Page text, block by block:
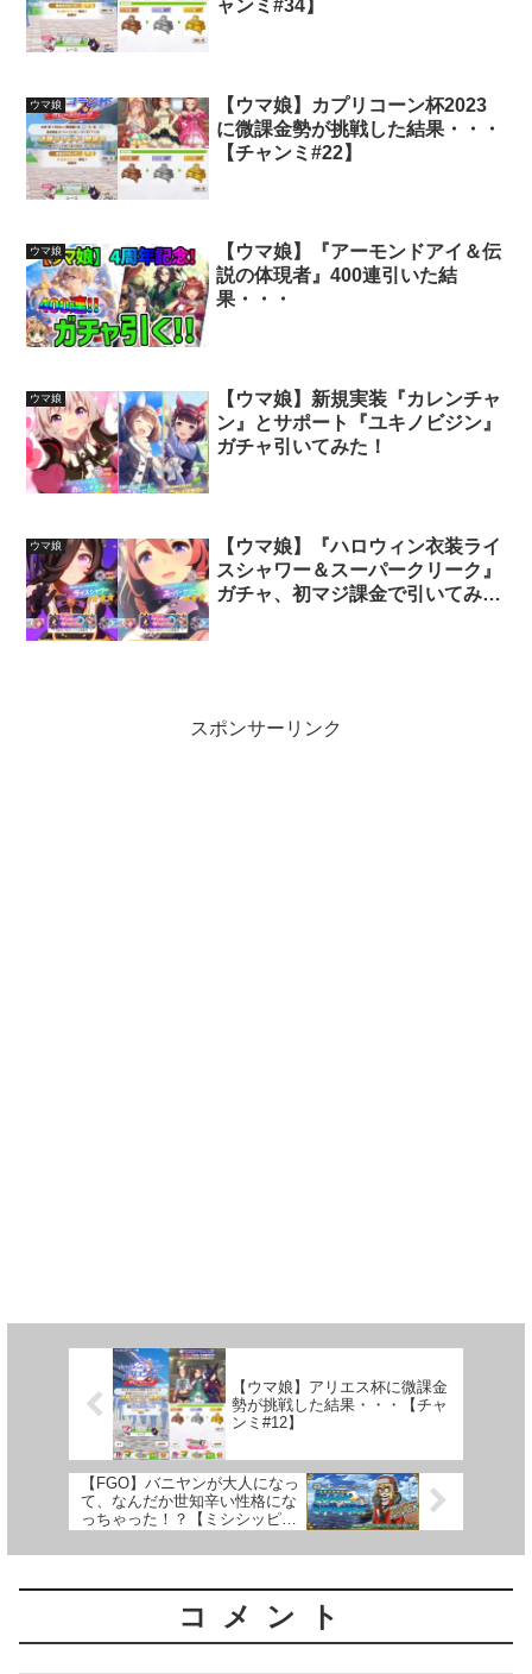
ャンミ#34】
ウマ娘
【ウマ娘】カプリコーン杯2023
に微課金勢が挑戦した結果・・・
【チャンミ#22】
ウマ娘
【ウマ娘】『アーモンドアイ＆伝
説の体現者』400連引いた結
果・・・
ウマ娘
【ウマ娘】新規実装『カレンチャ
ン』とサポート『ユキノビジン』
ガチャ引いてみた！
ウマ娘
【ウマ娘】『ハロウィン衣装ライ
スシャワー＆スーパークリーク』
ガチャ、初マジ課金で引いてみ
スポンサーリンク
【ウマ娘】アリエス杯に微課金
勢が挑戦した結果・・・【チャ
ンミ#12】
【FGO】バニヤンが大人になっ
て、なんだか世知辛い性格にな
っちゃった！？【ミシシッピ・
コメント